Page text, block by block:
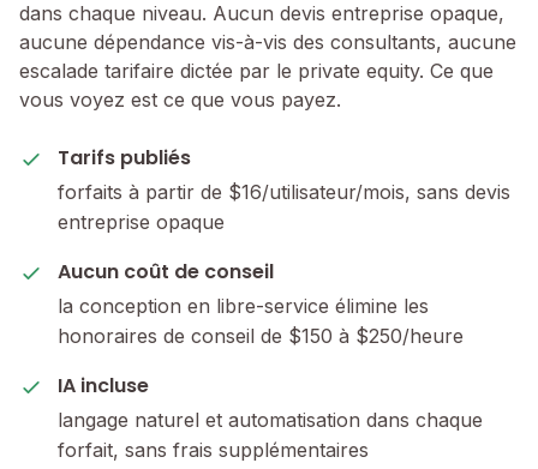
dans chaque niveau. Aucun devis entreprise opaque,
aucune dépendance vis-à-vis des consultants, aucune
escalade tarifaire dictée par le private equity. Ce que
vous voyez est ce que vous payez.
Tarifs publiés
forfaits à partir de $16/utilisateur/mois, sans devis
entreprise opaque
Aucun coût de conseil
la conception en libre-service élimine les
honoraires de conseil de $150 à $250/heure
IA incluse
langage naturel et automatisation dans chaque
forfait, sans frais supplémentaires